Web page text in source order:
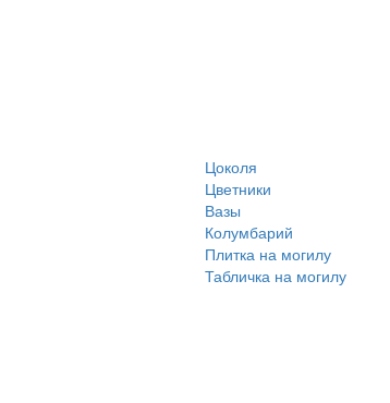
Цоколя
Цветники
Вазы
Колумбарий
Плитка на могилу
Табличка на могилу